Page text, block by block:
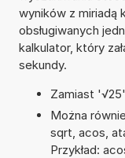
wyników z miriadą
obsługiwanych
kalkulator, który
sekundy.
Zamiast
Można
sqrt, acos,
Przykład: